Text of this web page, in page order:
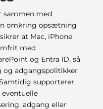
sammen med
omkring opsætning
at Mac, iPhone
med
og Entra ID, så
og adgangspolitikker
supporterer
adgang eller